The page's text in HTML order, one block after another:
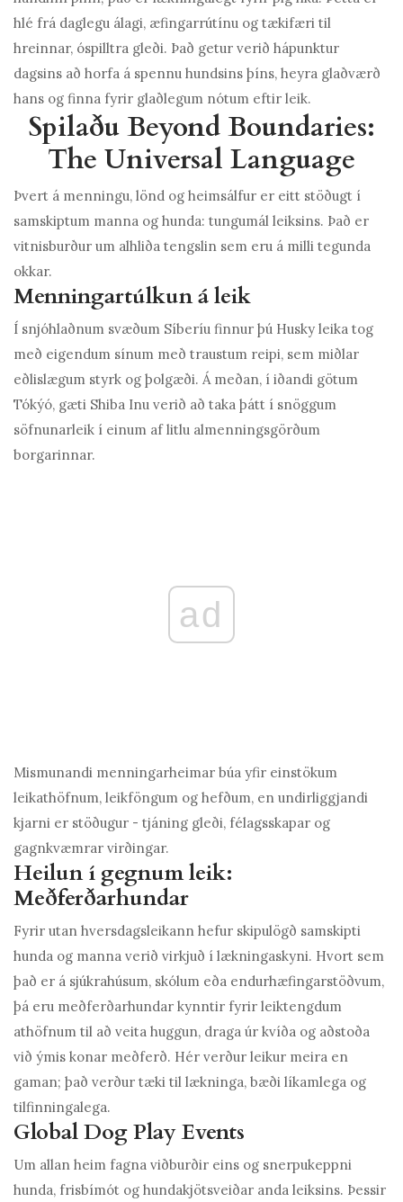
hlé frá daglegu álagi, æfingarrútínu og tækifæri til
hreinnar, óspilltra gleði. Það getur verið hápunktur
dagsins að horfa á spennu hundsins þíns, heyra glaðværð
hans og finna fyrir glaðlegum nótum eftir leik.
Spilaðu Beyond Boundaries:
The Universal Language
Þvert á menningu, lönd og heimsálfur er eitt stöðugt í
samskiptum manna og hunda: tungumál leiksins. Það er
vitnisburður um alhliða tengslin sem eru á milli tegunda
okkar.
Menningartúlkun á leik
Í snjóhlaðnum svæðum Síberíu finnur þú Husky leika tog
með eigendum sínum með traustum reipi, sem miðlar
eðlislægum styrk og þolgæði. Á meðan, í iðandi götum
Tókýó, gæti Shiba Inu verið að taka þátt í snöggum
söfnunarleik í einum af litlu almenningsgörðum
borgarinnar.
ad
Mismunandi menningarheimar búa yfir einstökum
leikathöfnum, leikföngum og hefðum, en undirliggjandi
kjarni er stöðugur - tjáning gleði, félagsskapar og
gagnkvæmrar virðingar.
Heilun í gegnum leik:
Meðferðarhundar
Fyrir utan hversdagsleikann hefur skipulögð samskipti
hunda og manna verið virkjuð í lækningaskyni. Hvort sem
það er á sjúkrahúsum, skólum eða endurhæfingarstöðvum,
þá eru meðferðarhundar kynntir fyrir leiktengdum
athöfnum til að veita huggun, draga úr kvíða og aðstoða
við ýmis konar meðferð. Hér verður leikur meira en
gaman; það verður tæki til lækninga, bæði líkamlega og
tilfinningalega.
Global Dog Play Events
Um allan heim fagna viðburðir eins og snerpukeppni
hunda, frisbímót og hundakjötsveiðar anda leiksins. Þessir